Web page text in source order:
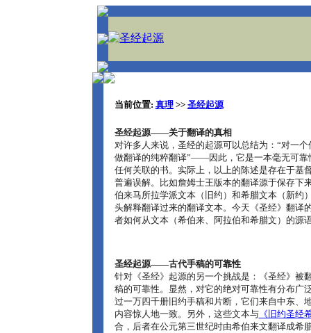
当前位置: 真理>> 圣经起源
圣经起源――关于翻译的真相
对许多人来说，圣经的起源可以总结为：“对一
做翻译的纯粹翻译”――因此，它是一本毫无可靠
任何关联的书。实际上，以上的陈述是存在于基
普遍误解。比如詹姆士王版本的翻译源于保存下
伯来马所拉学派文本（旧约）和希腊文本（新约
头解释翻译过来的翻译文本。今天《圣经》翻译
者如何从文本（希伯来、阿拉伯和希腊文）的源
圣经起源――古代手稿的可靠性
针对《圣经》起源的另一个挑战是：《圣经》被
稿的可靠性。显然，对它的绝对可靠性有分布广
过一万四千册旧约手稿和片断，它们来自中东、
内容惊人地一致。另外，这些文本与《旧约圣经
合，后者在公元第三世纪时由希伯来文翻译成希